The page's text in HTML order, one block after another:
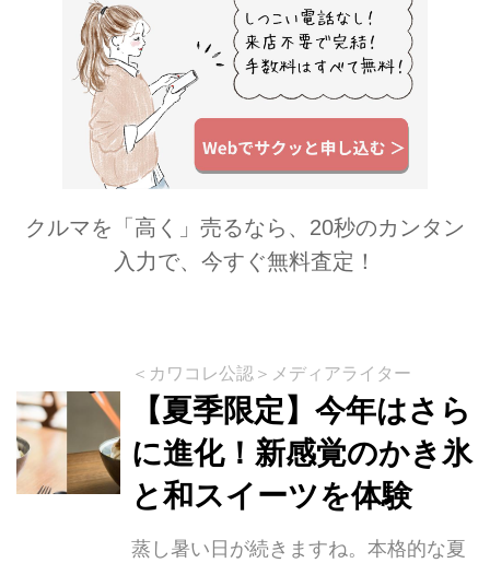
クルマを「高く」売るなら、20秒のカンタン
入力で、今すぐ無料査定！
＜カワコレ公認＞メディアライター
【夏季限定】今年はさら
に進化！新感覚のかき氷
と和スイーツを体験
蒸し暑い日が続きますね。本格的な夏